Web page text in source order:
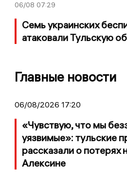
06/08 07:29
Семь украинских
атаковали Тульскую
Главные новости
06/08/2026 17:20
«Чувствую, что мы
уязвимые»: тульские
рассказали о потерях
Алексине